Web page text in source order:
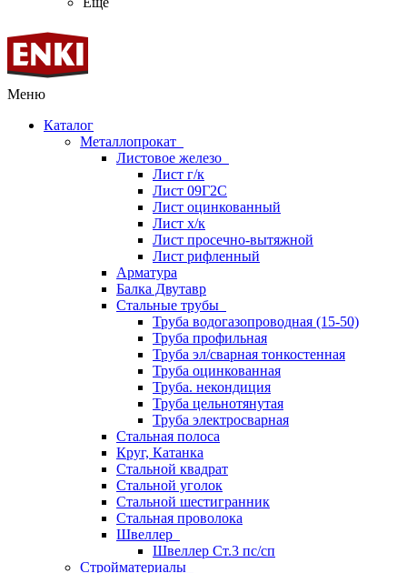
Меню
Каталог
Металлопрокат
Листовое железо
Лист г/к
Лист 09Г2С
Лист оцинкованный
Лист х/к
Лист просечно-вытяжной
Лист рифленный
Арматура
Балка Двутавр
Стальные трубы
Труба водогазопроводная (15-50)
Труба профильная
Труба эл/сварная тонкостенная
Труба оцинкованная
Труба. некондиция
Труба цельнотянутая
Труба электросварная
Стальная полоса
Круг, Катанка
Стальной квадрат
Стальной уголок
Стальной шестигранник
Стальная проволока
Швеллер
Швеллер Ст.3 пс/сп
Стройматериалы